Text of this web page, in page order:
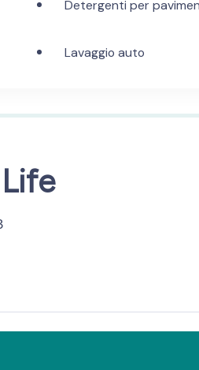
Detergenti per
Lavaggio auto